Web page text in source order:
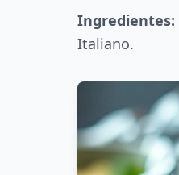
Ingredientes:
Italiano.